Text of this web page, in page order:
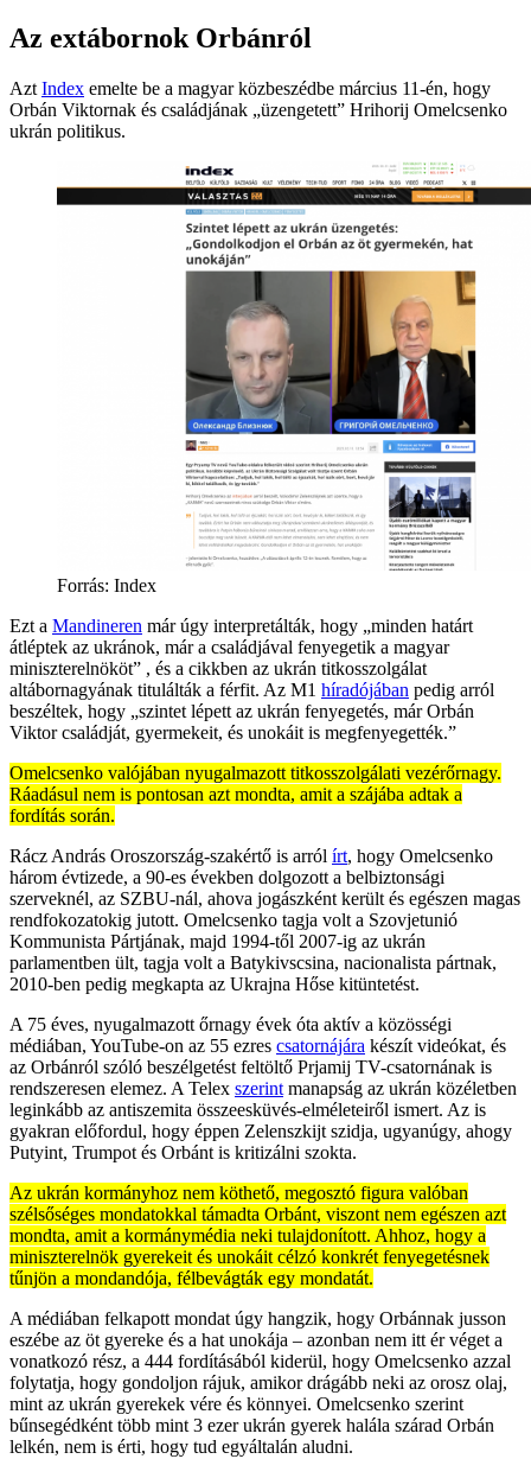
Az extábornok Orbánról
Azt Index emelte be a magyar közbeszédbe március 11-én, hogy
Orbán Viktornak és családjának „üzengetett” Hrihorij Omelcsenko
ukrán politikus.
Forrás: Index
Ezt a Mandineren már úgy interpretálták, hogy „minden határt
átléptek az ukránok, már a családjával fenyegetik a magyar
miniszterelnököt” , és a cikkben az ukrán titkosszolgálat
altábornagyának titulálták a férfit. Az M1 híradójában pedig arról
beszéltek, hogy „szintet lépett az ukrán fenyegetés, már Orbán
Viktor családját, gyermekeit, és unokáit is megfenyegették.”
Omelcsenko valójában nyugalmazott titkosszolgálati vezérőrnagy.
Ráadásul nem is pontosan azt mondta, amit a szájába adtak a
fordítás során.
Rácz András Oroszország-szakértő is arról írt, hogy Omelcsenko
három évtizede, a 90-es években dolgozott a belbiztonsági
szerveknél, az SZBU-nál, ahova jogászként került és egészen magas
rendfokozatokig jutott. Omelcsenko tagja volt a Szovjetunió
Kommunista Pártjának, majd 1994-től 2007-ig az ukrán
parlamentben ült, tagja volt a Batykivscsina, nacionalista pártnak,
2010-ben pedig megkapta az Ukrajna Hőse kitüntetést.
A 75 éves, nyugalmazott őrnagy évek óta aktív a közösségi
médiában, YouTube-on az 55 ezres csatornájára készít videókat, és
az Orbánról szóló beszélgetést feltöltő Prjamij TV-csatornának is
rendszeresen elemez. A Telex szerint manapság az ukrán közéletben
leginkább az antiszemita összeesküvés-elméleteiről ismert. Az is
gyakran előfordul, hogy éppen Zelenszkijt szidja, ugyanúgy, ahogy
Putyint, Trumpot és Orbánt is kritizálni szokta.
Az ukrán kormányhoz nem köthető, megosztó figura valóban
szélsőséges mondatokkal támadta Orbánt, viszont nem egészen azt
mondta, amit a kormánymédia neki tulajdonított. Ahhoz, hogy a
miniszterelnök gyerekeit és unokáit célzó konkrét fenyegetésnek
tűnjön a mondandója, félbevágták egy mondatát.
A médiában felkapott mondat úgy hangzik, hogy Orbánnak jusson
eszébe az öt gyereke és a hat unokája – azonban nem itt ér véget a
vonatkozó rész, a 444 fordításából kiderül, hogy Omelcsenko azzal
folytatja, hogy gondoljon rájuk, amikor drágább neki az orosz olaj,
mint az ukrán gyerekek vére és könnyei. Omelcsenko szerint
bűnsegédként több mint 3 ezer ukrán gyerek halála szárad Orbán
lelkén, nem is érti, hogy tud egyáltalán aludni.